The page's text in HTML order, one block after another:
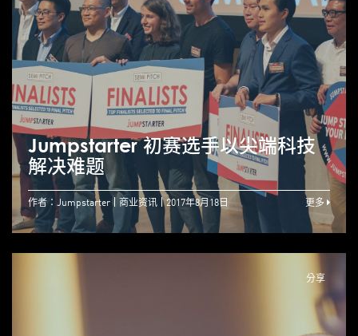
Jumpstarter 初赛选手以尖端科技
解决难题
作者：Jumpstarter 商业资讯 2017年8月18日 更多
分享